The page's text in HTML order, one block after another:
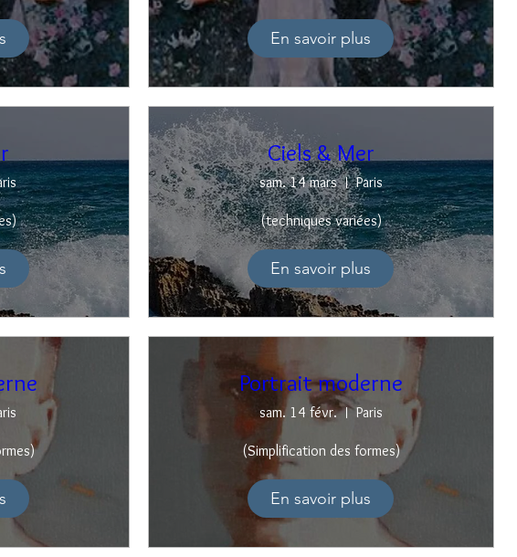
En savoir plus
Ciels & Mer
sam. 14 mars Paris
(techniques variées)
En savoir plus
Portrait moderne
sam. 14 févr. Paris
(Simplification des formes)
En savoir plus